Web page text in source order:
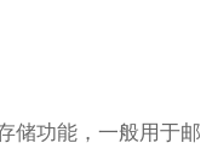
功能，一般用于邮